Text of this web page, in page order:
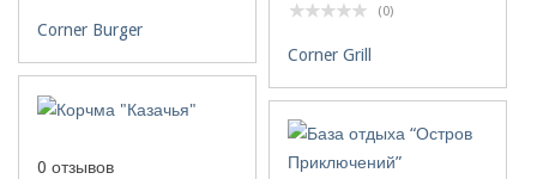
Corner Burger
(0)
Corner Grill
0 отзывов